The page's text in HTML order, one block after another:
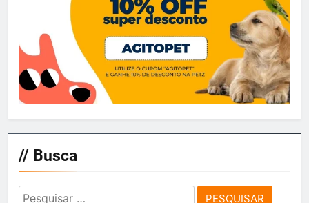
// Busca
Pesquisar